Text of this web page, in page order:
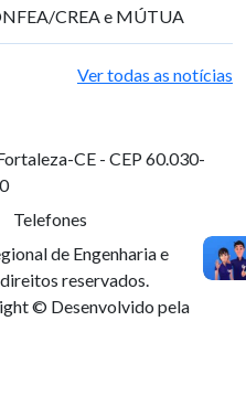
CREA e MÚTUA
Ver todas as notícias
CE - CEP 60.030-
Telefones
de Engenharia e
reservados.
© Desenvolvido pela